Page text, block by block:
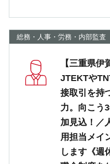
総務・人事・労務・内部監査
【三重県伊
JTEKTや
接取引を持
力。向こう
加見込！／
用担当メイ
します《週